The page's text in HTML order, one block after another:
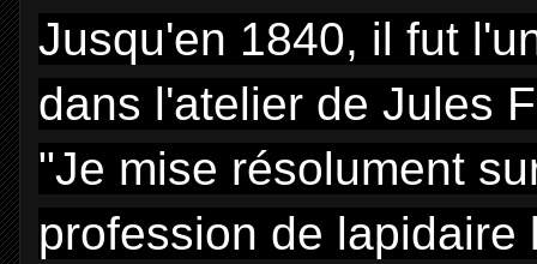
Jusqu'en 1840, il fut
dans l'atelier de Jules
"Je mise résolument
profession de